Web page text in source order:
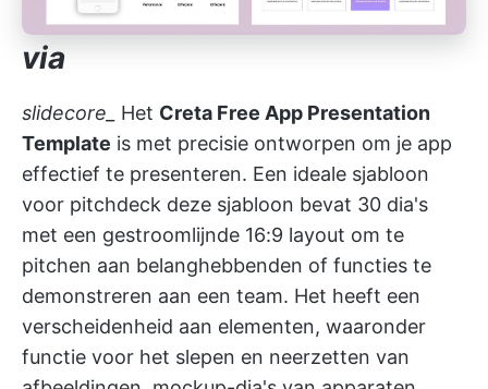
via
slidecore_ Het Creta Free App Presentation
Template is met precisie ontworpen om je app
effectief te presenteren. Een ideale sjabloon
voor pitchdeck deze sjabloon bevat 30 dia's
met een gestroomlijnde 16:9 layout om te
pitchen aan belanghebbenden of functies te
demonstreren aan een team. Het heeft een
verscheidenheid aan elementen, waaronder
functie voor het slepen en neerzetten van